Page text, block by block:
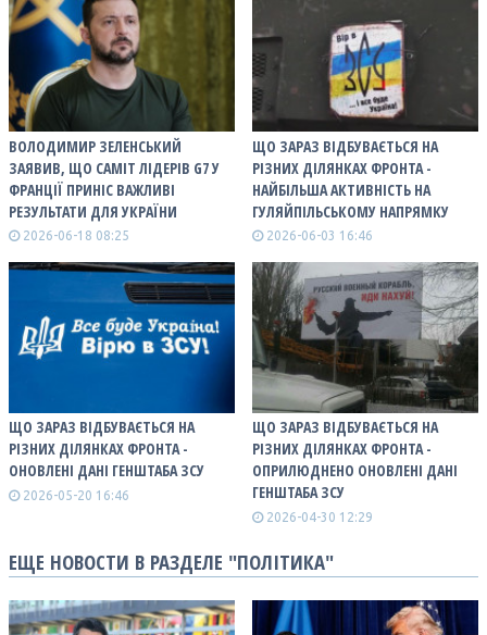
ВОЛОДИМИР ЗЕЛЕНСЬКИЙ
ЗАЯВИВ, ЩО САМІТ ЛІДЕРІВ G7 У
ФРАНЦІЇ ПРИНІС ВАЖЛИВІ
РЕЗУЛЬТАТИ ДЛЯ УКРАЇНИ
2026-06-18 08:25
ЩО ЗАРАЗ ВІДБУВАЄТЬСЯ НА
РІЗНИХ ДІЛЯНКАХ ФРОНТА -
НАЙБІЛЬША АКТИВНІСТЬ НА
ГУЛЯЙПІЛЬСЬКОМУ НАПРЯМКУ
2026-06-03 16:46
ЩО ЗАРАЗ ВІДБУВАЄТЬСЯ НА
РІЗНИХ ДІЛЯНКАХ ФРОНТА -
ОНОВЛЕНІ ДАНІ ГЕНШТАБА ЗСУ
2026-05-20 16:46
ЩО ЗАРАЗ ВІДБУВАЄТЬСЯ НА
РІЗНИХ ДІЛЯНКАХ ФРОНТА -
ОПРИЛЮДНЕНО ОНОВЛЕНІ ДАНІ
ГЕНШТАБА ЗСУ
2026-04-30 12:29
ЕЩЕ НОВОСТИ В РАЗДЕЛЕ "ПОЛІТИКА"